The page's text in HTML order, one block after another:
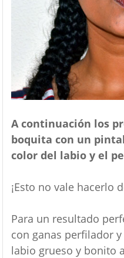
A continuación los
boquita con un
color del labio y el
¡Esto no vale hacerlo
Para un resultado
con ganas perfilador
labio grueso y bonito